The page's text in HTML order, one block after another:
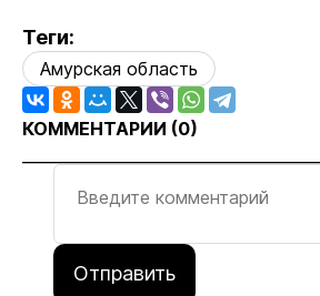
Теги:
Амурская область
КОММЕНТАРИИ (0)
Отправить